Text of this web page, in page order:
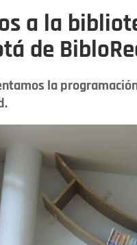
a la
de
la